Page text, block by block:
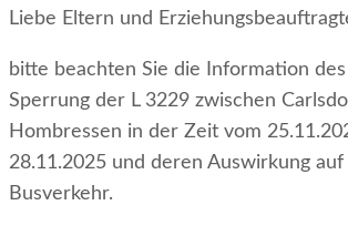
Liebe Eltern und
bitte beachten Sie die Information
Sperrung der L 3229 zwischen
Hombressen in der Zeit vom
28.11.2025 und deren Auswirkung auf
Busverkehr.